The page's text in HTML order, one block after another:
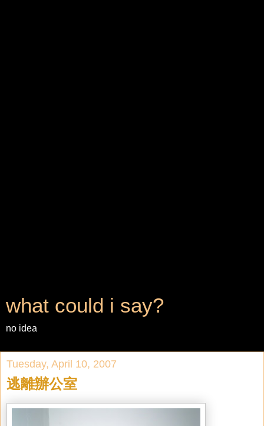
what could i say?
no idea
Tuesday, April 10, 2007
逃離辦公室